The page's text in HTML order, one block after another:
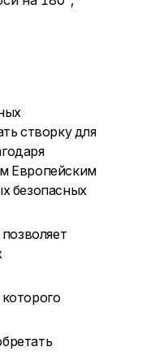
створку для
Европейским
безопасных